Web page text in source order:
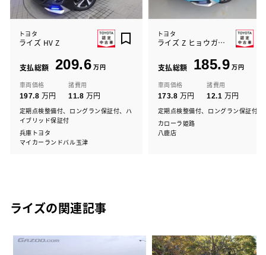
トヨタ
ライズ HV Z
支払総額 209.6 万円
車両価格
197.8 万円
諸費用
11.8 万円
定期点検整備付、ロングラン保証付、ハ
イブリッド保証付
兵庫トヨタ
マイカーランドバル玉津
トヨタ
ライズ Z ヒョウガイシャ
支払総額 185.9 万円
車両価格
173.8 万円
諸費用
12.1 万円
定期点検整備付、ロングラン保証付
カローラ姫路
八鹿店
ライズの関連記事